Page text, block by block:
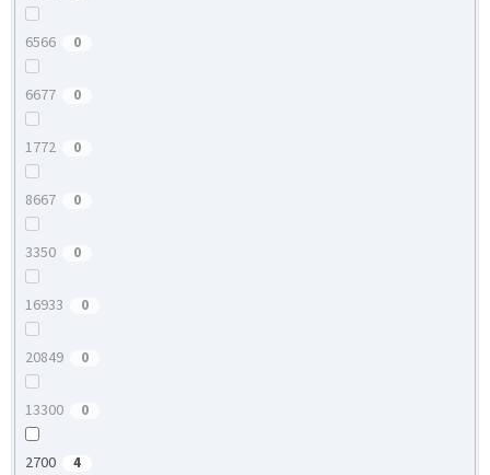
6566 0
6677 0
1772 0
8667 0
3350 0
16933 0
20849 0
13300 0
2700 4